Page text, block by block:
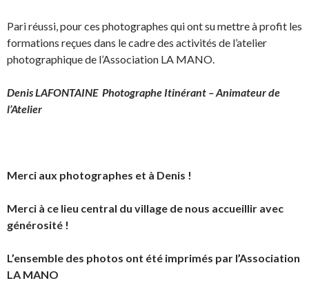
Pari réussi, pour ces photographes qui ont su mettre à profit les
formations reçues dans le cadre des activités de l’atelier
photographique de l’Association LA MANO.
Denis LAFONTAINE Photographe Itinérant – Animateur de
l’Atelier
Merci aux photographes et à Denis !
Merci à ce lieu central du village de nous accueillir avec
générosité !
L’ensemble des photos ont été imprimés par l’Association
LA MANO